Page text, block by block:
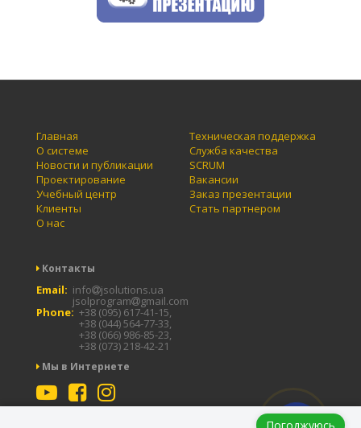
Главная
О системе
Новости и публикации
Проектирование
Учебный центр
Клиенты
О нас
Техническая поддержка
Служба качества
SCRUM
Вакансии
Заказ презентации
Стать партнером
Контакты
Email: info jsolutions.ua
jsolprogram gmail.com
Phone: +38 (095) 617-41-15,
+38 (044) 564-77-33,
+38 (066) 986-85-23,
+38 (073) 218-42-21
Мы в Интернете